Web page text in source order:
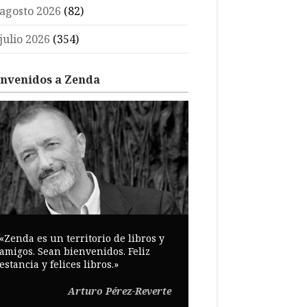
2026 (82)
2026 (354)
a Zenda
es un territorio de libros y
Sean bienvenidos. Feliz
y felices libros.»
Arturo Pérez-Reverte